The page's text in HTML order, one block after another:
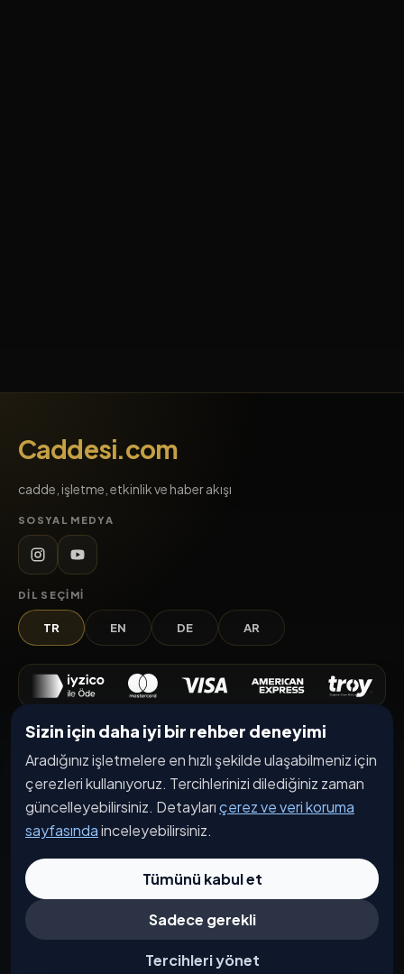
Sizin için daha iyi bir rehber deneyimi
Aradığınız işletmelere en hızlı şekilde ulaşabilmeniz için
çerezleri kullanıyoruz. Tercihlerinizi dilediğiniz zaman
güncelleyebilirsiniz. Detaylarıçerez ve veri koruma
sayfasındainceleyebilirsiniz.
Tümünü kabul et
Sadece gerekli
Tercihleri yönet
Caddesi.com
cadde, işletme, etkinlik ve haber akışı
SOSYAL MEDYA
DIL SEÇIMI
TR EN DE AR
Keşfet
İşletmeler
Etkinlikler
Kampanyalar
Haberler
İşletme Başvurusu
Kurumsal